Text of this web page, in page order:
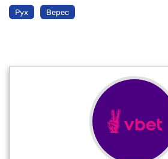
Рух Верес